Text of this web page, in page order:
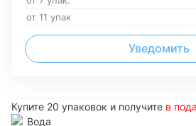
от 11 упак
Уведомить
Купите 20 упаковок и получите в